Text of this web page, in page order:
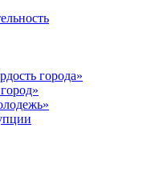
города»